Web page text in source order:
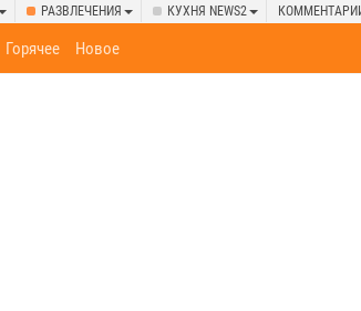
РАЗВЛЕЧЕНИЯ КУХНЯ NEWS2
Горячее Новое